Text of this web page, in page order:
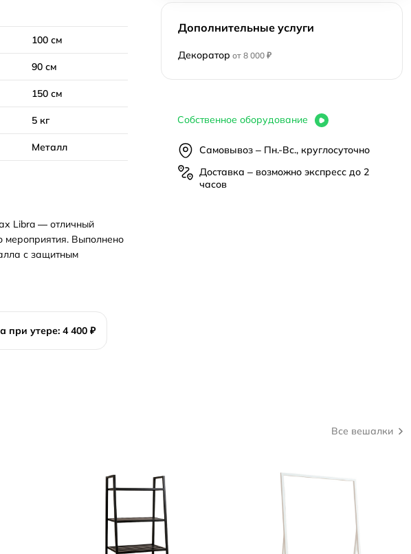
100 см
90 см
150 см
5 кг
Металл
Libra — отличный
мероприятия. Выполнено
с защитным
при утере: 4 400 ₽
Дополнительные услуги
Декоратор от 8 000 ₽
Собственное оборудование
Самовывоз – Пн.-Вс., круглосуточно
Доставка – возможно экспресс до 2
часов
Все вешалки